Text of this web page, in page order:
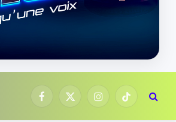
Facebook
X
InstagramTikTok